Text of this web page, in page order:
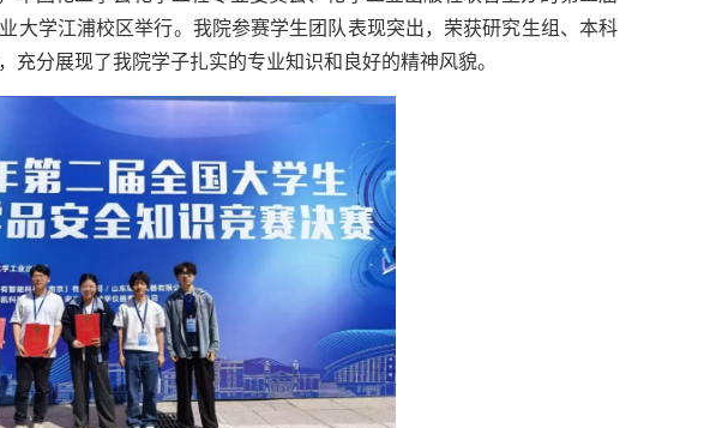
大学江浦校区举行。我院参赛学生团队表现突出，荣获研究生组、本科
分展现了我院学子扎实的专业知识和良好的精神风貌。